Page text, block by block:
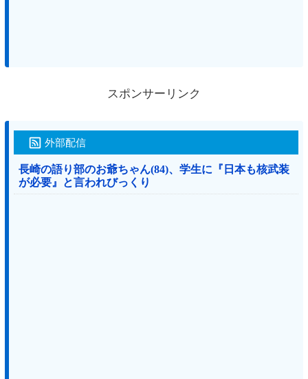
スポンサーリンク
外部配信
長崎の語り部のお爺ちゃん(84)、学生に『日本も核武装
が必要』と言われびっくり